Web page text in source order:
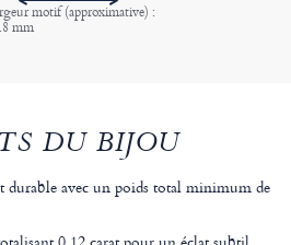
motif (approximative) :
mm
DU BIJOU
durable avec un poids total minimum de